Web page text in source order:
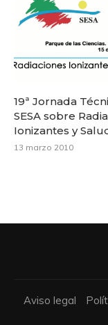
19ª Jornada
SESA sobre
Ionizantes y
13 marzo 2010
Aviso legal